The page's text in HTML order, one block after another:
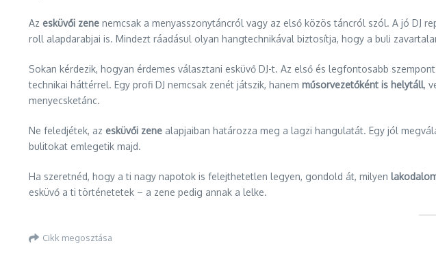
Az esküvői zene nemcsak a menyasszonytáncról vagy az első közös táncról szól. A jó DJ
roll alapdarabjai is. Mindezt ráadásul olyan hangtechnikával biztosítja, hogy a buli
Sokan kérdezik, hogyan érdemes választani esküvő DJ-t. Az első és legfontosabb
technikai háttérrel. Egy profi DJ nemcsak zenét játszik, hanem műsorvezetőként is helytáll,
menyecsketánc.
Ne feledjétek, az esküvői zene alapjaiban határozza meg a lagzi hangulatát. Egy jól
bulitokat emlegetik majd.
Ha szeretnéd, hogy a ti nagy napotok is felejthetetlen legyen, gondold át, milyen
esküvő a ti történetetek – a zene pedig annak a lelke.
Cikk megosztása